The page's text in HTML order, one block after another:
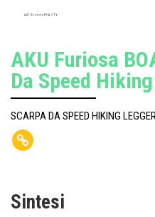
AKU Furiosa BOA GTX
AKU Furiosa
Da Speed
SCARPA DA SPEED HIKING
Sintesi